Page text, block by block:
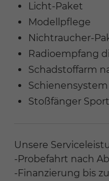
Licht-Paket
Modellpflege
Nichtraucher-
Radioempfang
Schadstoffarm
Stoßfänger
Unsere
-Probefahrt nach
-Finanzierung bis